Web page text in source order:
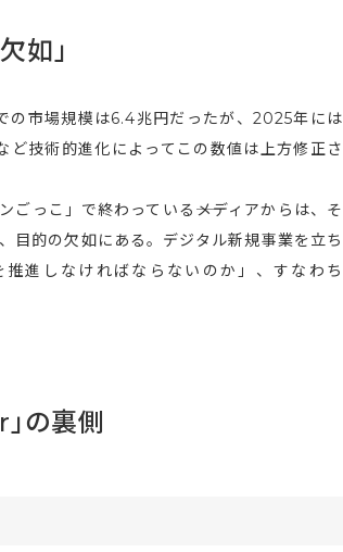
如」
市場規模は6.4兆円だったが、2025年には
技術的進化によってこの数値は上方修正さ
っこ」で終わっている――メディアからは、そ
目的の欠如にある。デジタル新規事業を立ち
進しなければならないのか」、すなわち
の裏側